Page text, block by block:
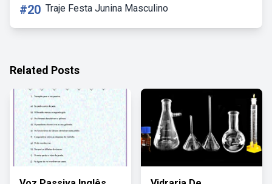
#20 Traje Festa Junina Masculino
Related Posts